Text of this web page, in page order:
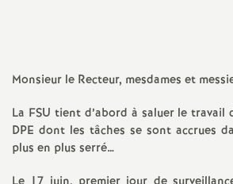
Monsieur le Recteur, mesdames et
La FSU tient d’abord à saluer le travail
DPE dont les tâches se sont accrues
plus en plus serré…